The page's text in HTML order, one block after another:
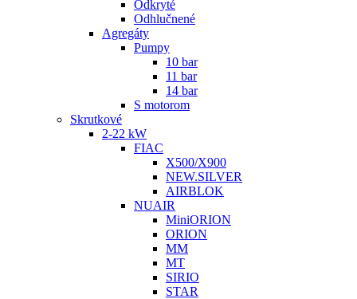
Odkryté
Odhlučnené
Agregáty
Pumpy
10 bar
11 bar
14 bar
S motorom
Skrutkové
2-22 kW
FIAC
X500/X900
NEW.SILVER
AIRBLOK
NUAIR
MiniORION
ORION
MM
MT
SIRIO
STAR